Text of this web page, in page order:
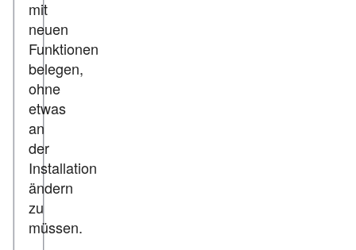
mit
neuen
Funktionen
belegen,
ohne
etwas
an
der
Installation
ändern
zu
müssen.